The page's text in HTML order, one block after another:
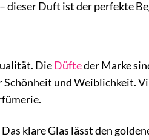
Duft ist der perfekte
DieDüfteder Marke
und Weiblichkeit.
klare Glas lässt den